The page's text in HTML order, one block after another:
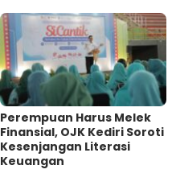
Perempuan Harus Melek
Finansial, OJK Kediri Soroti
Kesenjangan Literasi
Keuangan